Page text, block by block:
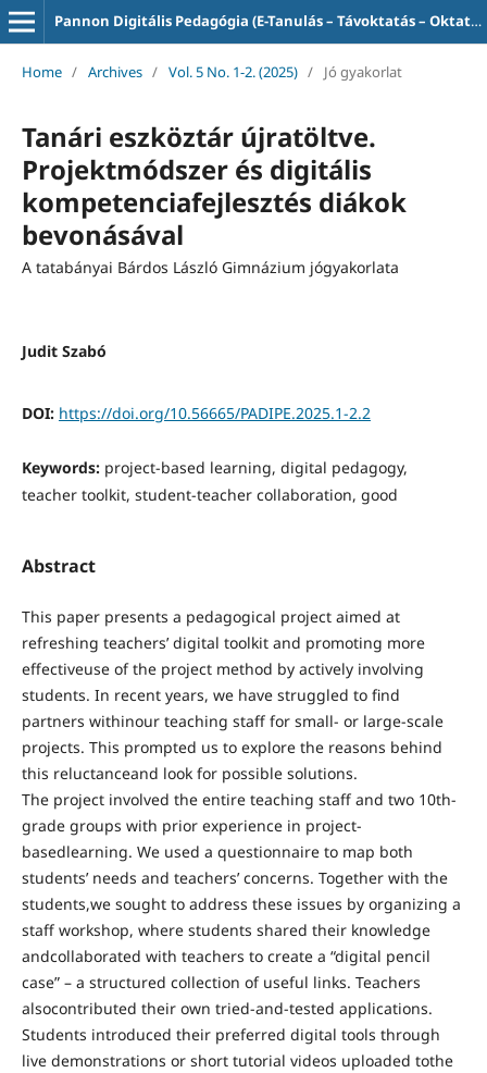
Pannon Digitális Pedagógia (E-Tanulás – Távoktatás – Oktatás-informatika)
Home / Archives / Vol. 5 No. 1-2. (2025) / Jó gyakorlat
Tanári eszköztár újratöltve.
Projektmódszer és digitális
kompetenciafejlesztés diákok
bevonásával
A tatabányai Bárdos László Gimnázium jógyakorlata
Judit Szabó
DOI: https://doi.org/10.56665/PADIPE.2025.1-2.2
Keywords: project-based learning, digital pedagogy,
teacher toolkit, student-teacher collaboration, good
Abstract
This paper presents a pedagogical project aimed at
refreshing teachers’ digital toolkit and promoting more
effectiveuse of the project method by actively involving
students. In recent years, we have struggled to find
partners withinour teaching staff for small- or large-scale
projects. This prompted us to explore the reasons behind
this reluctanceand look for possible solutions.
The project involved the entire teaching staff and two 10th-
grade groups with prior experience in project-
basedlearning. We used a questionnaire to map both
students’ needs and teachers’ concerns. Together with the
students,we sought to address these issues by organizing a
staff workshop, where students shared their knowledge
andcollaborated with teachers to create a “digital pencil
case” – a structured collection of useful links. Teachers
alsocontributed their own tried-and-tested applications.
Students introduced their preferred digital tools through
live demonstrations or short tutorial videos uploaded tothe